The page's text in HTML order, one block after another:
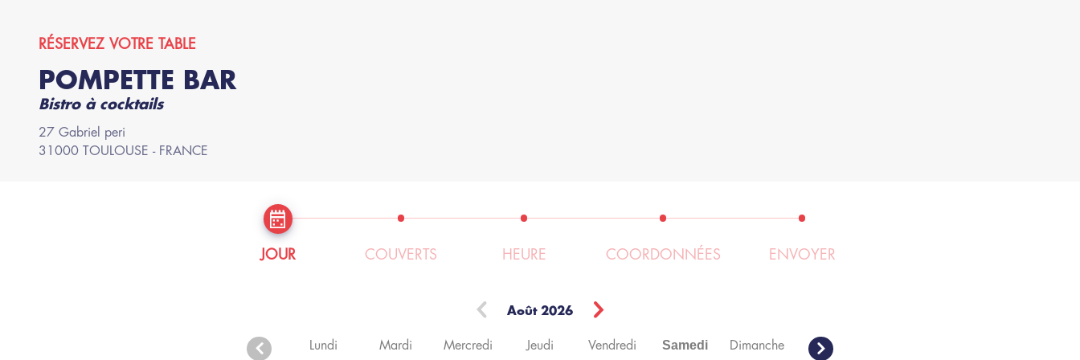
RÉSERVEZ VOTRE TABLE
POMPETTE BAR
Bistro à cocktails
27 Gabriel peri
31000 TOULOUSE - FRANCE
JOUR COUVERTS HEURE COORDONNÉES ENVOYER
Août 2026
Lundi Mardi Mercredi Jeudi Vendredi Samedi Dimanche